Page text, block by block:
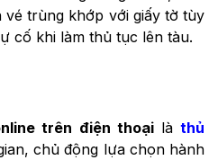
trùng khớp với giấy tờ tùy
cố khi làm thủ tục lên tàu.
trên điện thoại là thủ
chủ động lựa chọn hành